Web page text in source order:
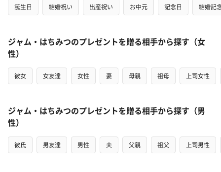
誕生日 結婚祝い 出産祝い お中元 記念日 結婚記
ジャム・はちみつのプレゼントを贈る相手から探す（女
性）
彼女 女友達 女性 妻 母親 祖母 上司女性
ジャム・はちみつのプレゼントを贈る相手から探す（男
性）
彼氏 男友達 男性 夫 父親 祖父 上司男性